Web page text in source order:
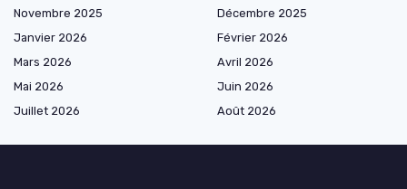
Novembre 2025
Décembre 2025
Janvier 2026
Février 2026
Mars 2026
Avril 2026
Mai 2026
Juin 2026
Juillet 2026
Août 2026